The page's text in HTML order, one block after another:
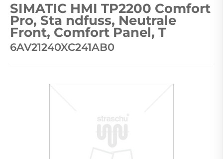
SIMATIC HMI TP2200 Comfort
Pro, Sta ndfuss, Neutrale
Front, Comfort Panel, T
6AV21240XC241AB0